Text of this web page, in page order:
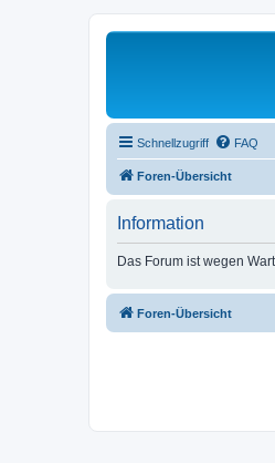
Schnellzugriff FAQ
Foren-Übersicht
Information
Das Forum ist wegen
Foren-Übersicht